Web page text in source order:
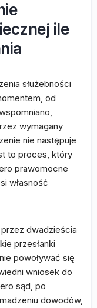
ile
służebności
od
wymagany
nie następuje
to proces, który
prawomocne
własność
dwadzieścia
przesłanki
powoływać się
wniosek do
sąd, po
dowodów,